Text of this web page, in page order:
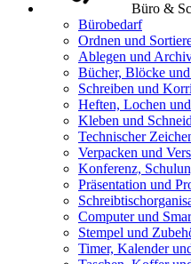
Büro &
Bürobedarf
Ordnen und
Ablegen und
Bücher, Blöcke
Schreiben und
Heften, Lochen
Kleben und
Technischer
Verpacken und
Konferenz,
Präsentation und
Computer und
Stempel und
Timer, Kalender